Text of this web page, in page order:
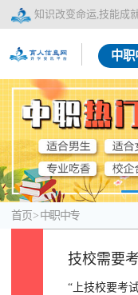
知识改变命运,技能成
中职
首页 > 中职中专
技校需要
“上技校要考